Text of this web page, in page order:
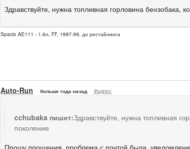
Здравствуйте, нужна топливная горловина бензобака,
Spacio AE111 - 1.6л, FF, 1997-99, до рестайлинга
Auto-Run больше года назад #адрес
cchubaka пишет:Здравствуйте, нужна топливная
поколение